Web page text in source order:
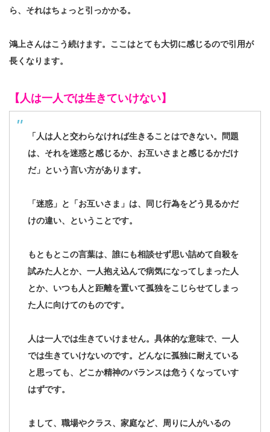
ら、それはちょっと引っかかる。
鴻上さんはこう続けます。ここはとても大切に感じるので引用が
長くなります。
【人は一人では生きていけない】
「人は人と交わらなければ生きることはできない。問題
は、それを迷惑と感じるか、お互いさまと感じるかだけ
だ」という言い方があります。
「迷惑」と「お互いさま」は、同じ行為をどう見るかだ
けの違い、ということです。
もともとこの言葉は、誰にも相談せず思い詰めて自殺を
試みた人とか、一人抱え込んで病気になってしまった人
とか、いつも人と距離を置いて孤独をこじらせてしまっ
た人に向けてのものです。
人は一人では生きていけません。具体的な意味で、一人
では生きていけないのです。どんなに孤独に耐えている
と思っても、どこか精神のバランスは危うくなっていす
はずです。
まして、 職場やクラス、家庭など、周りに人がいるの